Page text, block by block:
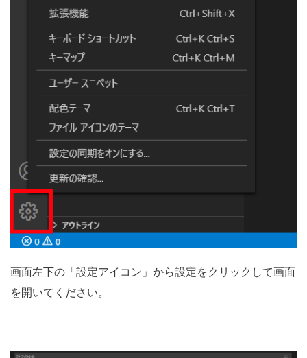
画面左下の「設定アイコン」から設定をクリックして画面
を開いてください。